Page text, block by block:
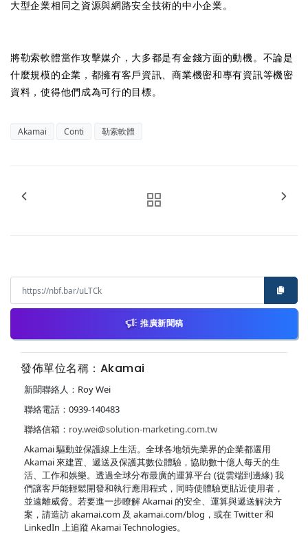
大型企業相同之資源與網路安全技術的中小企業。
將勒索軟體當作攻擊媒介，大多都是有金錢方面的動機。不論是
什麼規模的企業，都擁有客戶資訊、商業機密和專有資訊等機密
資料，使得他們成為可行的目標。
Akamai Conti 勒索軟體
推廣新聞稿
發佈單位名稱：Akamai
新聞聯絡人：Roy Wei
聯絡電話：0939-140483
聯絡信箱： roy.wei@solution-marketing.com.tw
Akamai 驅動並保護線上生活。全球各地領先業界的企業都選用
Akamai 來建置、遞送及保護其數位體驗，協助數十億人每天的生
活、工作和娛樂。透過全球分布最廣的運算平台 (從雲端到邊緣) 我
們讓客戶能輕鬆開發和執行應用程式，同時使體驗更貼近使用者，
並遠離威脅。若要進一步瞭解 Akamai 的安全、運算與遞送解決方
案，請造訪 akamai.com 及 akamai.com/blog，或在 Twitter 和
LinkedIn 上追蹤 Akamai Technologies。